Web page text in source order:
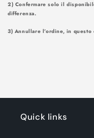
2) Confermare solo il
differenza.
3) Annullare l’ordine, in
Quick links